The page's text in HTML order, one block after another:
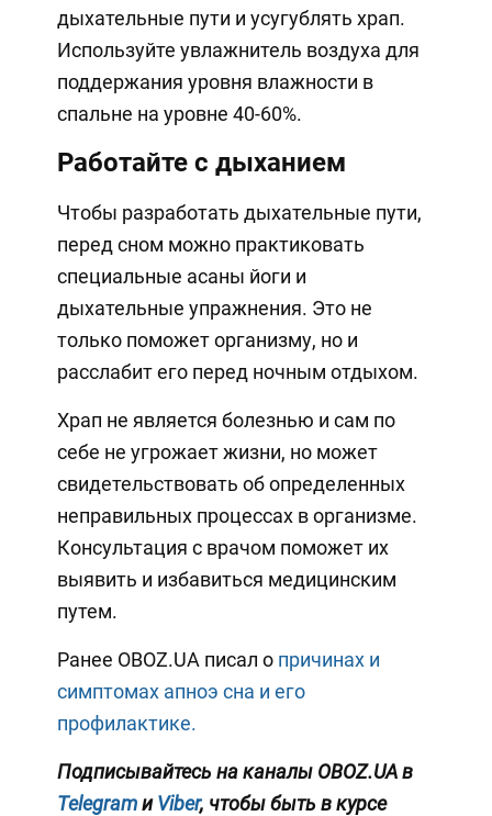
дыхательные пути и усугублять храп.
Используйте увлажнитель воздуха для
поддержания уровня влажности в
спальне на уровне 40-60%.
Работайте с дыханием
Чтобы разработать дыхательные пути,
перед сном можно практиковать
специальные асаны йоги и
дыхательные упражнения. Это не
только поможет организму, но и
расслабит его перед ночным отдыхом.
Храп не является болезнью и сам по
себе не угрожает жизни, но может
свидетельствовать об определенных
неправильных процессах в организме.
Консультация с врачом поможет их
выявить и избавиться медицинским
путем.
Ранее OBOZ.UA писал о причинах и
симптомах апноэ сна и его
профилактике.
Подписывайтесь на каналы OBOZ.UA в
TelegramиViber, чтобы быть в курсе